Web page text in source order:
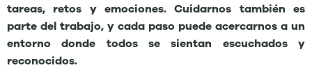
tareas, retos y emociones. Cuidarnos también es
parte del trabajo, y cada paso puede acercarnos a un
entorno donde todos se sientan escuchados y
reconocidos.